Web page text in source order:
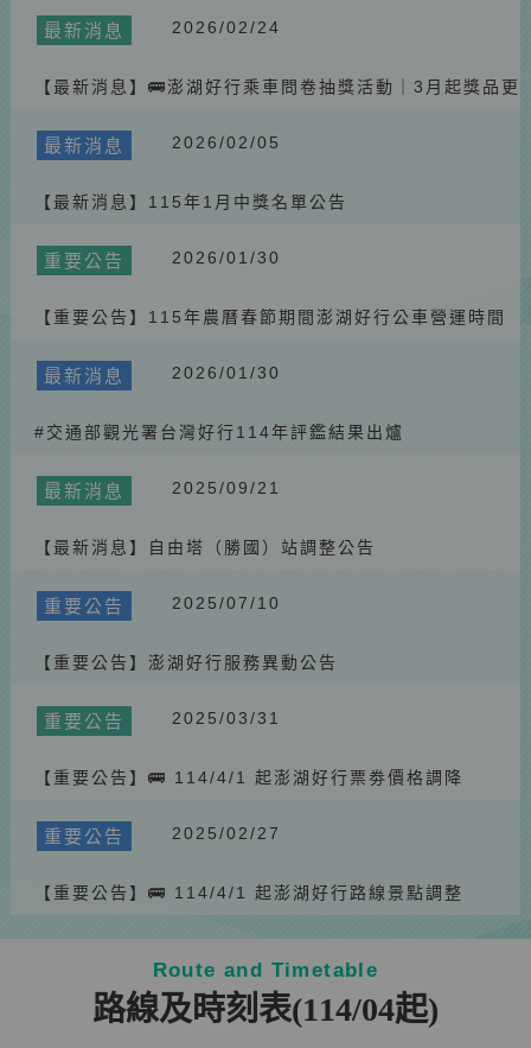
2026/02/24
最新消息
【最新消息】🚌澎湖好行乘車問卷抽獎活動｜3月起獎品更
2026/02/05
最新消息
【最新消息】115年1月中獎名單公告
2026/01/30
重要公告
【重要公告】115年農曆春節期間澎湖好行公車營運時間
2026/01/30
最新消息
#交通部觀光署台灣好行114年評鑑結果出爐
2025/09/21
最新消息
【最新消息】自由塔（勝國）站調整公告
2025/07/10
重要公告
【重要公告】澎湖好行服務異動公告
2025/03/31
重要公告
【重要公告】🚌 114/4/1 起澎湖好行票劵價格調降
2025/02/27
重要公告
【重要公告】🚌 114/4/1 起澎湖好行路線景點調整
Route and Timetable
路線及時刻表(114/04起)